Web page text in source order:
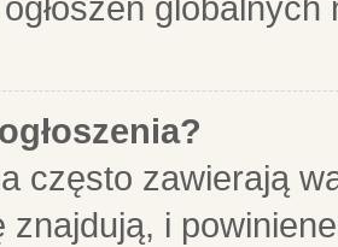
często zawierają
znajdują, i